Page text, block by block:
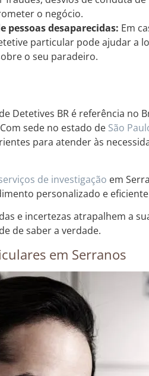
o negócio.
pessoas desaparecidas: Em
particular pode ajudar a
o seu paradeiro.
Detetives BR é referência no
sede no estado de São
para atender às
de investigação em
personalizado e
e incertezas atrapalhem a
de saber a verdade.
em Serranos